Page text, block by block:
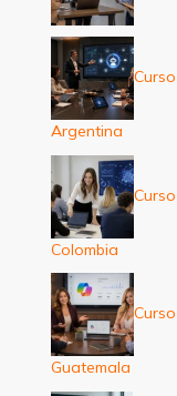
Argentina
Colombia
Guatemala